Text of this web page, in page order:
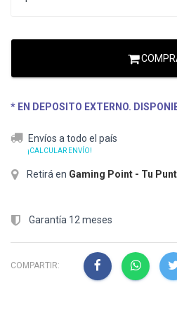
* EN DEPOSITO EXTERNO.
Envíos a todo el país
¡CALCULAR ENVÍO!
Retirá en Gaming Point - Tu
Garantía 12 meses
COMPARTIR: